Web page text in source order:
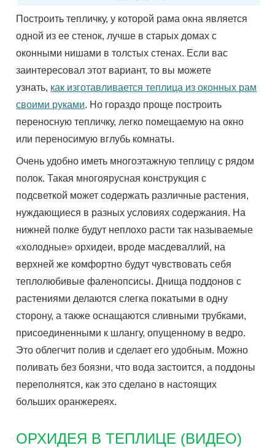
Построить тепличку, у которой рама окна является
одной из ее стенок, лучше в старых домах с
оконными нишами в толстых стенах. Если вас
заинтересовал этот вариант, то вы можете
узнать, как изготавливается теплица из оконных рам
своими руками. Но гораздо проще построить
переносную тепличку, легко помещаемую на окно
или переносимую вглубь комнаты.
Очень удобно иметь многоэтажную теплицу с рядом
полок. Такая многоярусная конструкция с
подсветкой может содержать различные растения,
нуждающиеся в разных условиях содержания. На
нижней полке будут неплохо расти так называемые
«холодные» орхидеи, вроде масдеваллий, на
верхней же комфортно будут чувствовать себя
теплолюбивые фаленопсисы. Днища поддонов с
растениями делаются слегка покатыми в одну
сторону, а также оснащаются сливными трубками,
присоединенными к шлангу, опущенному в ведро.
Это облегчит полив и сделает его удобным. Можно
поливать без боязни, что вода застоится, а поддоны
переполнятся, как это сделано в настоящих
больших оранжереях.
ОРХИДЕЯ В ТЕПЛИЦЕ (ВИДЕО)